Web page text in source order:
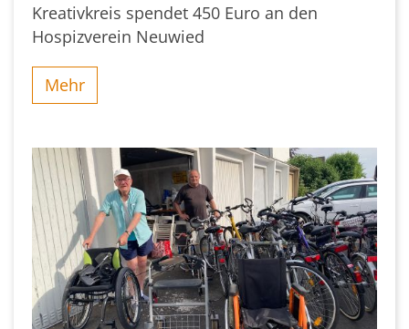
Kreativkreis spendet 450 Euro an den
Hospizverein Neuwied
Mehr